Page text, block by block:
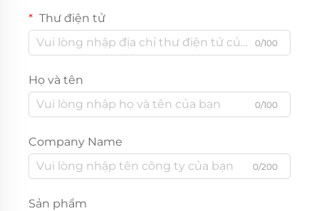
Thư điện tử
0/100
Họ và tên
0/100
Company Name
0/200
Sản phẩm